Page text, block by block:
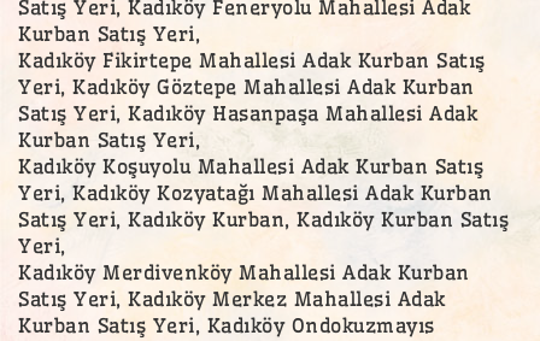
Satış Yeri, Kadıköy Feneryolu Mahallesi Adak
Kurban Satış Yeri,
Kadıköy Fikirtepe Mahallesi Adak Kurban Satış
Yeri, Kadıköy Göztepe Mahallesi Adak Kurban
Satış Yeri, Kadıköy Hasanpaşa Mahallesi Adak
Kurban Satış Yeri,
Kadıköy Koşuyolu Mahallesi Adak Kurban Satış
Yeri, Kadıköy Kozyatağı Mahallesi Adak Kurban
Satış Yeri, Kadıköy Kurban, Kadıköy Kurban Satış
Yeri,
Kadıköy Merdivenköy Mahallesi Adak Kurban
Satış Yeri, Kadıköy Merkez Mahallesi Adak
Kurban Satış Yeri, Kadıköy Ondokuzmayıs